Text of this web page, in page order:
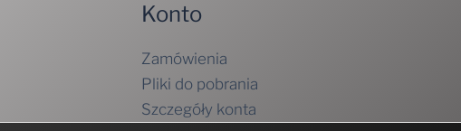
Konto
Zamówienia
Pliki do pobrania
Szczegóły konta